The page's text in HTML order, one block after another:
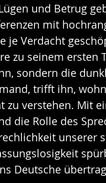
und Betrug
mit
je Verdacht
zu seinem
sondern die
trifft ihn,
zu verstehen. Mit
die Rolle des
unserer
Deutsche